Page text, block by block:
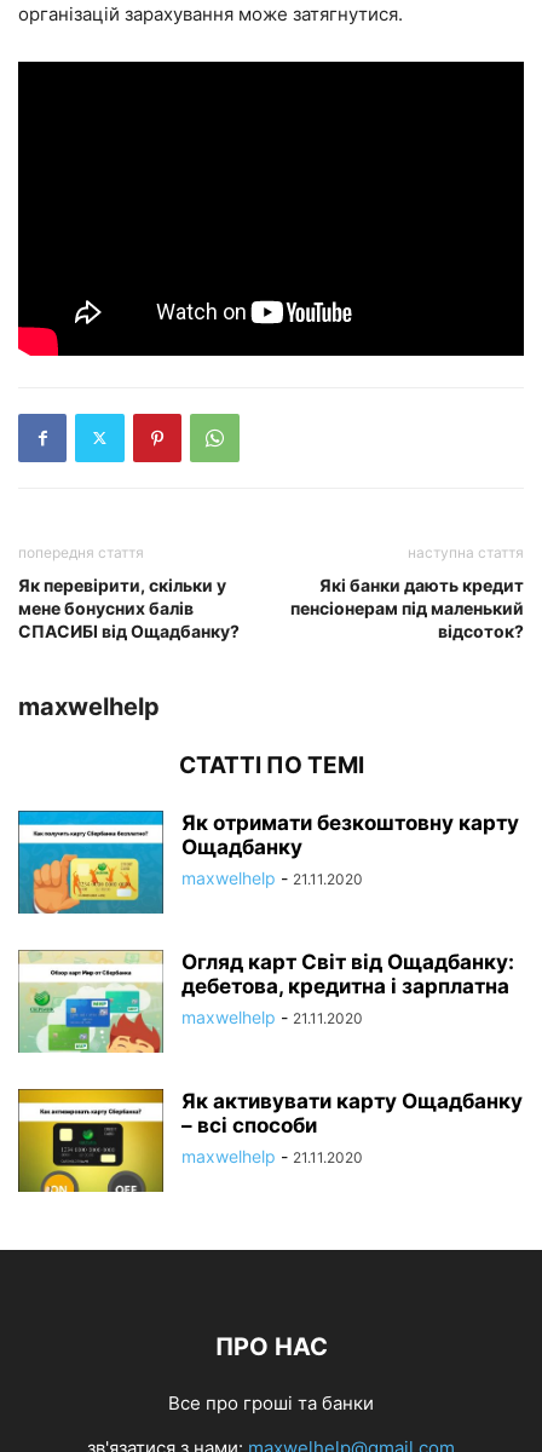
організацій зарахування може затягнутися.
попередня стаття
Як перевірити, скільки у
мене бонусних балів
СПАСИБІ від Ощадбанку?
наступна стаття
Які банки дають кредит
пенсіонерам під маленький
відсоток?
maxwelhelp
СТАТТІ ПО ТЕМІ
Як отримати безкоштовну карту
Ощадбанку
maxwelhelp - 21.11.2020
Огляд карт Світ від Ощадбанку:
дебетова, кредитна і зарплатна
maxwelhelp - 21.11.2020
Як активувати карту Ощадбанку
– всі способи
maxwelhelp - 21.11.2020
ПРО НАС
Все про гроші та банки